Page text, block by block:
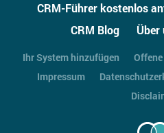
CRM-Führer kostenlos
CRM Blog
Über
Ihr System hinzufügen
Impressum